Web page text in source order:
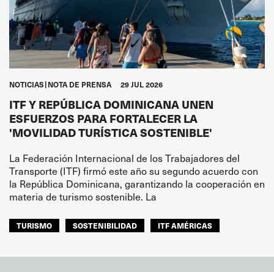
NOTICIAS NOTA DE PRENSA 29 JUL 2026
ITF Y REPÚBLICA DOMINICANA UNEN
ESFUERZOS PARA FORTALECER LA
'MOVILIDAD TURÍSTICA SOSTENIBLE'
La Federación Internacional de los Trabajadores del
Transporte (ITF) firmó este año su segundo acuerdo con
la República Dominicana, garantizando la cooperación en
materia de turismo sostenible. La
TURISMO SOSTENIBILIDAD ITF AMÉRICAS